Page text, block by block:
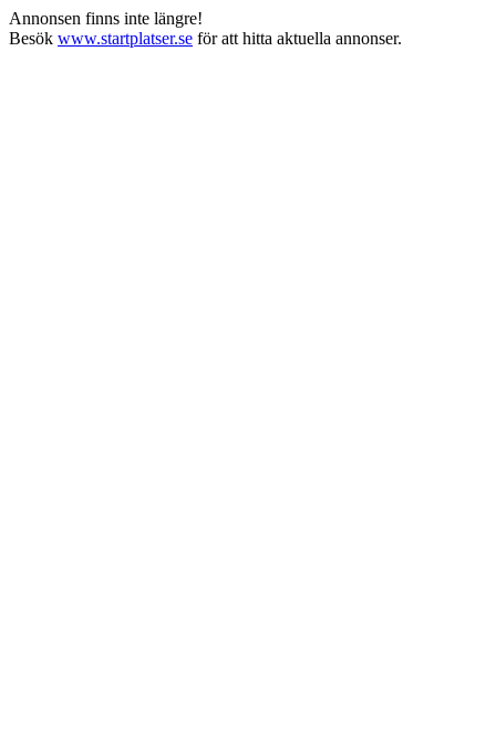
Annonsen finns inte längre!
Besök www.startplatser.se för att hitta aktuella annonser.